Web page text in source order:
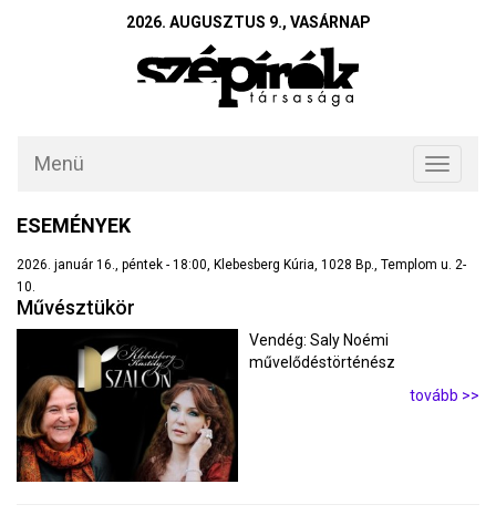
2026. AUGUSZTUS 9., VASÁRNAP
Toggle
Menü
ESEMÉNYEK
2026. január 16., péntek - 18:00, Klebesberg Kúria, 1028 Bp., Templom u. 2-
10.
Művésztükör
Vendég: Saly Noémi
művelődéstörténész
tovább >>